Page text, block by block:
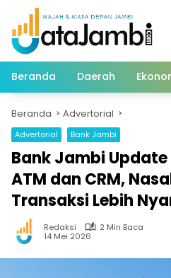
Langsung
konten
Beranda Daerah
Beranda Advertorial
Advertorial Bank Jambi
Bank Jambi
ATM dan CRM,
Transaksi Lebih
Redaksi
2 Min Baca
14 Mei 2026